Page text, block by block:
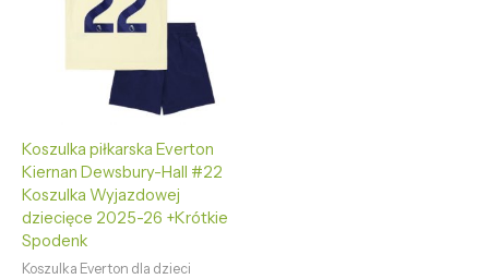
Koszulka piłkarska Everton
Kiernan Dewsbury-Hall #22
Koszulka Wyjazdowej
dziecięce 2025-26 +Krótkie
Spodenk
Koszulka Everton dla dzieci